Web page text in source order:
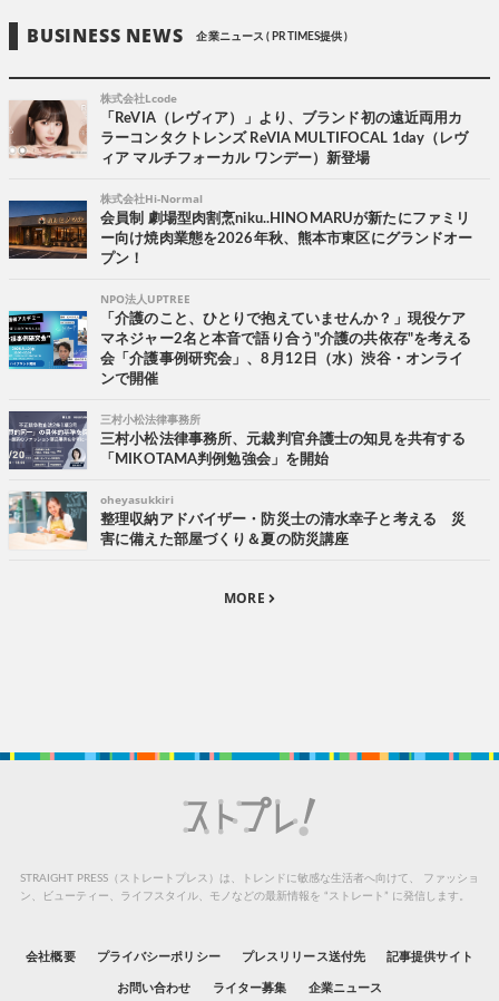
BUSINESS NEWS 企業ニュース ( PR TIMES提供 )
株式会社Lcode
「ReVIA（レヴィア）」より、ブランド初の遠近両用カ
ラーコンタクトレンズ ReVIA MULTIFOCAL 1day（レヴ
ィア マルチフォーカル ワンデー）新登場
株式会社Hi-Normal
会員制 劇場型肉割烹niku..HINOMARUが新たにファミリ
ー向け焼肉業態を2026年秋、熊本市東区にグランドオー
プン！
NPO法人UPTREE
「介護のこと、ひとりで抱えていませんか？」現役ケア
マネジャー2名と本音で語り合う"介護の共依存"を考える
会「介護事例研究会」、8月12日（水）渋谷・オンライ
ンで開催
三村小松法律事務所
三村小松法律事務所、元裁判官弁護士の知見を共有する
「MIKOTAMA判例勉強会」を開始
oheyasukkiri
整理収納アドバイザー・防災士の清水幸子と考える 災
害に備えた部屋づくり＆夏の防災講座
MORE
STRAIGHT PRESS（ストレートプレス）は、トレンドに敏感な生活者へ向けて、
ファッショ
ン、ビューティー、ライフスタイル、モノなどの最新情報を “ストレート” に発信します。
会社概要 プライバシーポリシー プレスリリース送付先 記事提供サイト
お問い合わせ ライター募集 企業ニュース